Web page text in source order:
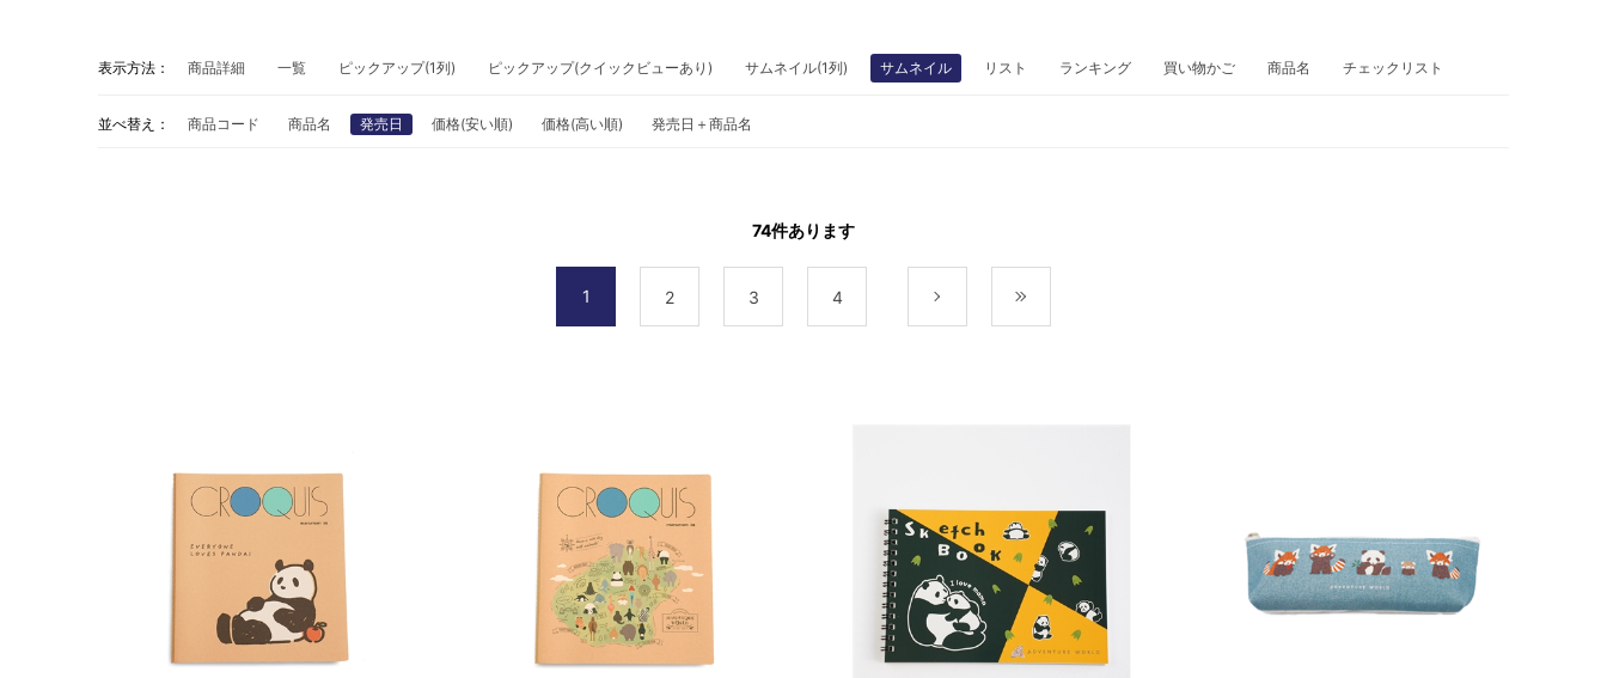
表示方法： 商品詳細 一覧 ピックアップ(1列) ピックアップ(クイックビューあり) サムネイル(1列) サムネイル リスト ランキング 買い物かご 商品名 チェックリスト
並べ替え： 商品コード 商品名 発売日 価格(安い順) 価格(高い順) 発売日＋商品名
74件あります
1 2 3 4